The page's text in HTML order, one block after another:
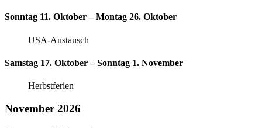
Sonntag 11. Oktober – Montag 26. Oktober
USA-Austausch
Samstag 17. Oktober – Sonntag 1. November
Herbstferien
November 2026